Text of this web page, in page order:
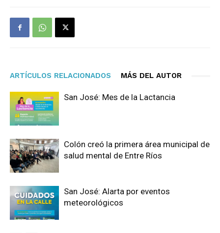
ARTÍCULOS RELACIONADOS MÁS DEL AUTOR
San José: Mes de la Lactancia
Colón creó la primera área municipal de
salud mental de Entre Ríos
San José: Alarta por eventos
meteorológicos